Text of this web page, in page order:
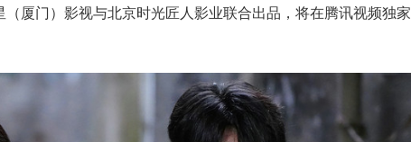
厦门）影视与北京时光匠人影业联合出品，将在腾讯视频独